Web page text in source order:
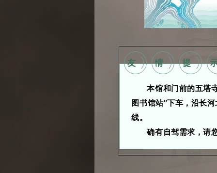
友 情 提
本馆和门前的五塔
图书馆站”下车，沿长
线。
确有自驾需求，请